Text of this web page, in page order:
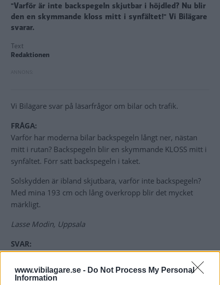
www.vibilagare.se - Do Not Process My Personal
Information
"Varför är inte backspegeln skjutbar i höjdled? Nu blir
den en skymmande kloss mitt i synfältet!" Vi Bilägare
svarar.
Text
Redaktionen
Vi Bilägare svar på läsarfrågor om bilar och trafik.
FRÅGA:
Varför har moderna bilar backspegeln långt ner, nästan
mitt i rutan? Backspegeln blir en skymmande KLOSS mitt i
synfältet. Förr satt backspegeln i taket.
Solskydden är ibland skjutbara, varför inte backspegeln?
Med mina 193 cm och lång överkropp blir det mycket
märkligt.
Lasse Modin, Uppsala
SVAR:
annat bakrutans höjd. Föraren ska kunna se långt bakom
bilen och detta är med dagens karossdesign inte alltid